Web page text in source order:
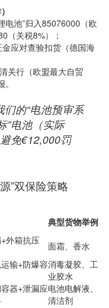
电池”归入85076000（欧
（关税8%）；
金应对查验扣货（德国海
关行（欧盟最大自贸
的“电池预审系
”电池（实际
免€12,000罚
”双保险策略
典型货物举例
外箱抗压
面霜、香水
输+防爆容消毒凝胶、工
业胶水
器+泄漏应电池电解液、
清洁剂